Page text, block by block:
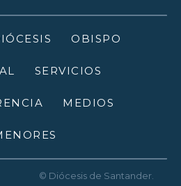
OBISPO
SERVICIOS
MEDIOS
© Diócesis de Santander.